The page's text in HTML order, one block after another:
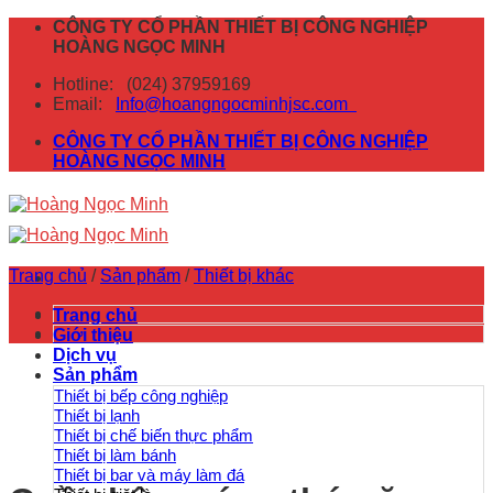
Skip
CÔNG TY CỔ PHẦN THIẾT BỊ CÔNG NGHIỆP
HOÀNG NGỌC MINH
Hotline: (024) 37959169
Email:
Info@hoangngocminhjsc.com
CÔNG TY CỔ PHẦN THIẾT BỊ CÔNG NGHIỆP
HOÀNG NGỌC MINH
Trang chủ
Giới thiệu
Dịch vụ
Sản phẩm
Thiết bị bếp công nghiệp
Thiết bị lạnh
Thiết bị chế biến thực phẩm
Thiết bị làm bánh
Thiết bị bar và máy làm đá
Trang chủ / Sản phẩm / Thiết bị khác